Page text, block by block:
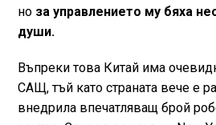
но за управлението му бяха
души.
Въпреки това Китай има
САЩ, тъй като страната вече е
внедрила впечатляващ брой